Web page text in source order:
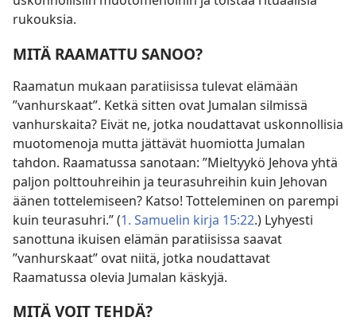
rukouksia.
MITÄ RAAMATTU SANOO?
Raamatun mukaan paratiisissa tulevat elämään
”vanhurskaat”. Ketkä sitten ovat Jumalan silmissä
vanhurskaita? Eivät ne, jotka noudattavat uskonnollisia
muotomenoja mutta jättävät huomiotta Jumalan
tahdon. Raamatussa sanotaan: ”Mieltyykö Jehova yhtä
paljon polttouhreihin ja teurasuhreihin kuin Jehovan
äänen tottelemiseen? Katso! Totteleminen on parempi
kuin teurasuhri.” (1. Samuelin kirja 15:22.) Lyhyesti
sanottuna ikuisen elämän paratiisissa saavat
”vanhurskaat” ovat niitä, jotka noudattavat
Raamatussa olevia Jumalan käskyjä.
MITÄ VOIT TEHDÄ?